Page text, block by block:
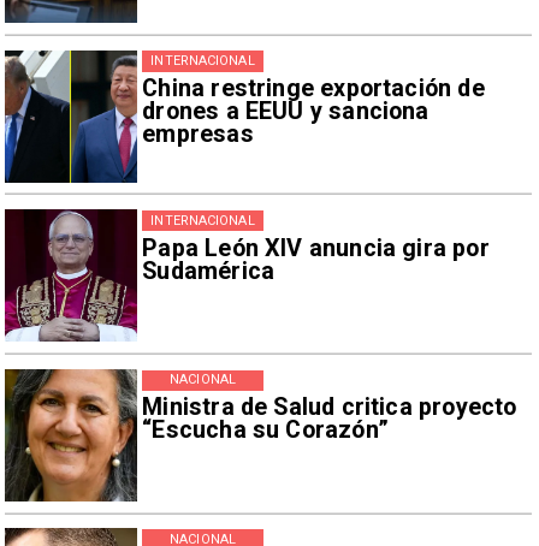
China restringe exportación de
drones a EEUU y sanciona
empresas
INTERNACIONAL
Papa León XIV anuncia gira por
Sudamérica
INTERNACIONAL
Ministra de Salud critica proyecto
“Escucha su Corazón”
NACIONAL
NACIONAL